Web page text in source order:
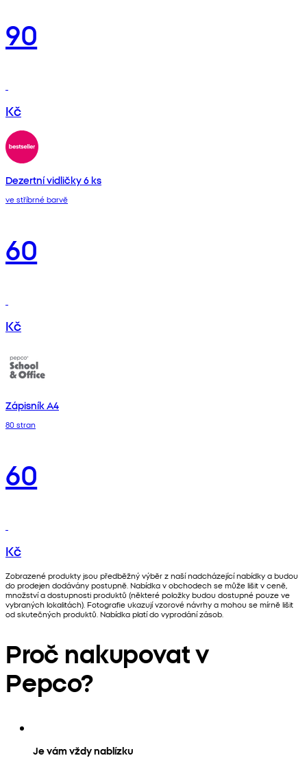
90
Kč
Dezertní vidličky 6 ks
ve stříbrné barvě
60
Kč
Zápisník A4
80 stran
60
Kč
Zobrazené produkty jsou předběžný výběr z naší nadcházející nabídky a budou
do prodejen dodávány postupně. Nabídka v obchodech se může lišit v ceně,
množství a dostupnosti produktů (některé položky budou dostupné pouze ve
vybraných lokalitách). Fotografie ukazují vzorové návrhy a mohou se mírně lišit
od skutečných produktů. Nabídka platí do vyprodání zásob.
Proč nakupovat v
Pepco?
Je vám vždy nablízku